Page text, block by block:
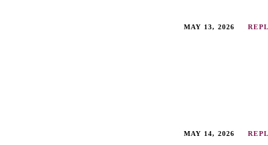
MAY 13, 2026
MAY 14, 2026